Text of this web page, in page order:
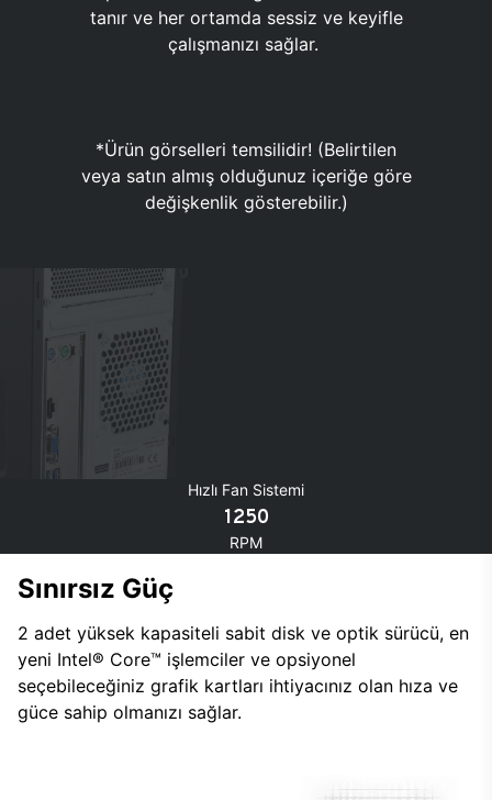
tanır ve her ortamda sessiz ve keyifle
çalışmanızı sağlar.
*Ürün görselleri temsilidir! (Belirtilen
veya satın almış olduğunuz içeriğe göre
değişkenlik gösterebilir.)
Hızlı Fan Sistemi
1250
RPM
Sınırsız Güç
2 adet yüksek kapasiteli sabit disk ve optik sürücü, en
yeni Intel® Core™ işlemciler ve opsiyonel
seçebileceğiniz grafik kartları ihtiyacınız olan hıza ve
güce sahip olmanızı sağlar.